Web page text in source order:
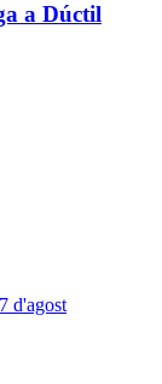
a Dúctil